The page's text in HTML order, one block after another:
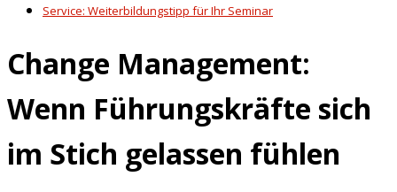
Service: Weiterbildungstipp für Ihr Seminar
Change Management:
Wenn Führungskräfte sich
im Stich gelassen fühlen